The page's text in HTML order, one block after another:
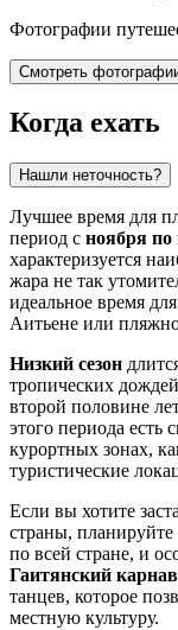
Фотографии
Смотреть
Когда ехать
Нашли неточность?
Лучшее время для
период с ноября по
характеризуется
жара не так
идеальное время
Аитьене или
Низкий сезон
тропических
второй половине
этого периода
курортных зонах,
туристические
Если вы хотите
страны, планируйте
по всей стране, и
Гаитянский
танцев, которое
местную культуру.